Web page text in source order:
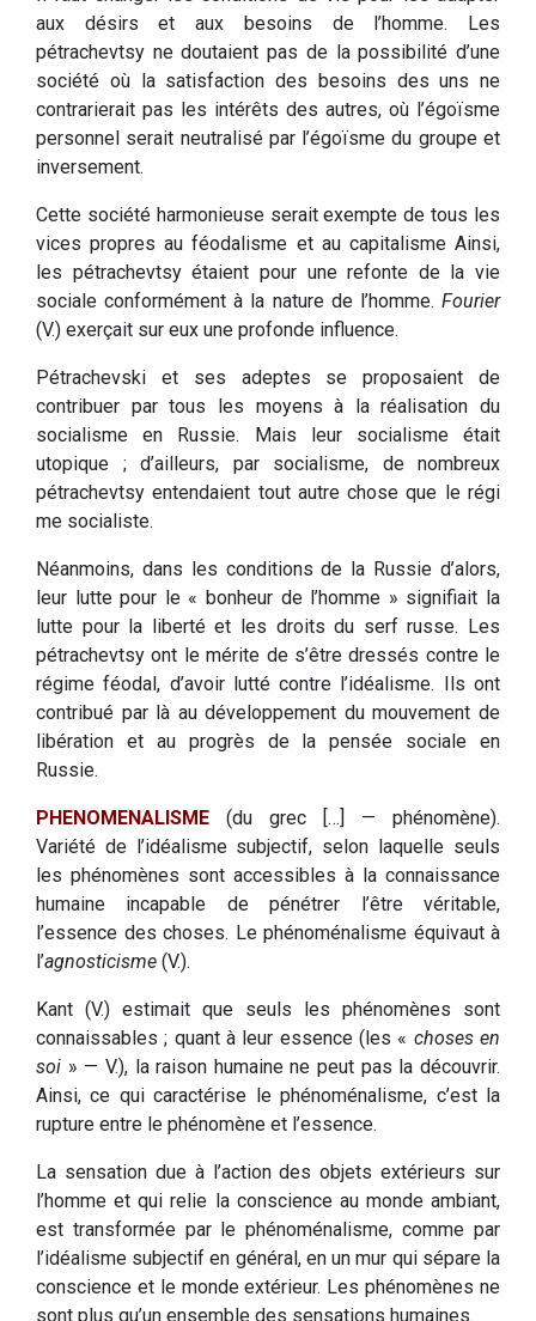
aux désirs et aux besoins de l’homme. Les
pétrachevtsy ne doutaient pas de la possibilité d’une
société où la satisfaction des besoins des uns ne
contrarierait pas les intérêts des autres, où l’égoïsme
personnel serait neutralisé par l’égoïsme du groupe et
inversement.
Cette société harmonieuse serait exempte de tous les
vices propres au féodalisme et au capitalisme Ainsi,
les pétrachevtsy étaient pour une refonte de la vie
sociale conformément à la nature de l’homme. Fourier
(V.) exerçait sur eux une profonde influence.
Pétrachevski et ses adeptes se proposaient de
contribuer par tous les moyens à la réalisation du
socialisme en Russie. Mais leur socialisme était
utopique ; d’ailleurs, par socialisme, de nombreux
pétrachevtsy entendaient tout autre chose que le régi
me socialiste.
Néanmoins, dans les conditions de la Russie d’alors,
leur lutte pour le « bonheur de l’homme » signifiait la
lutte pour la liberté et les droits du serf russe. Les
pétrachevtsy ont le mérite de s’être dressés contre le
régime féodal, d’avoir lutté contre l’idéalisme. Ils ont
contribué par là au développement du mouvement de
libération et au progrès de la pensée sociale en
Russie.
PHENOMENALISME (du grec […] — phénomène).
Variété de l’idéalisme subjectif, selon laquelle seuls
les phénomènes sont accessibles à la connaissance
humaine incapable de pénétrer l’être véritable,
l’essence des choses. Le phénoménalisme équivaut à
l’agnosticisme (V.).
Kant (V.) estimait que seuls les phénomènes sont
connaissables ; quant à leur essence (les « choses en
soi » — V.), la raison humaine ne peut pas la découvrir.
Ainsi, ce qui caractérise le phénoménalisme, c’est la
rupture entre le phénomène et l’essence.
La sensation due à l’action des objets extérieurs sur
l’homme et qui relie la conscience au monde ambiant,
est transformée par le phénoménalisme, comme par
l’idéalisme subjectif en général, en un mur qui sépare la
conscience et le monde extérieur. Les phénomènes ne
sont plus qu’un ensemble des sensations humaines.